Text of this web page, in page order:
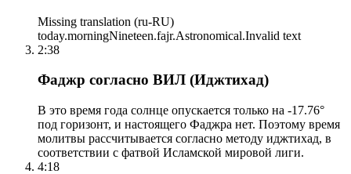
Missing translation (ru-RU)
today.morningNineteen.fajr.Astronomical.Invalid text
2:38
Фаджр согласно ВИЛ (Иджтихад)
В это время года солнце опускается только на -17.76°
под горизонт, и настоящего Фаджра нет. Поэтому время
молитвы рассчитывается согласно методу иджтихад, в
соответствии с фатвой Исламской мировой лиги.
4:18